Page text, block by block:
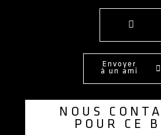
Envoyer
à un ami
NOUS
POUR CE